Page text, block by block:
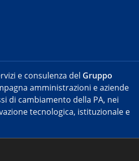
e consulenza del Gruppo
amministrazioni e aziende
di cambiamento della PA, nei
tecnologica, istituzionale e